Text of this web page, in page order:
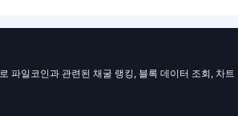
파일코인과 관련된 채굴 랭킹, 블록 데이터 조회, 차트